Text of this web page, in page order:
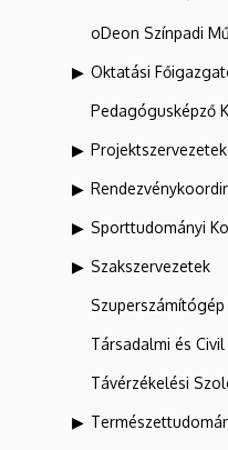
oDeon Színpadi
Oktatási
Pedagógusképző
Projektszervezetek
Sporttudományi
Szakszervezetek
Szuperszámítógép
Társadalmi és
Távérzékelési